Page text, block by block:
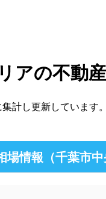
計し更新しています
情報（千葉市